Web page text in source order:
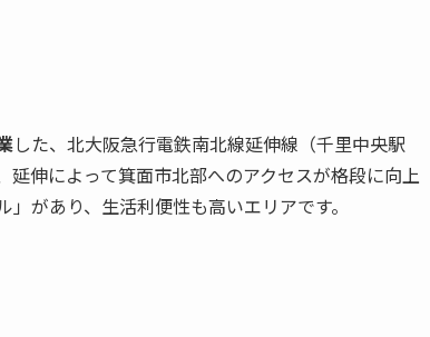
した、北大阪急行電鉄南北線延伸線（千里中央駅
伸によって箕面市北部へのアクセスが格段に向上
があり、生活利便性も高いエリアです。